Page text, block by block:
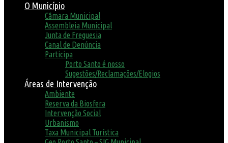
O Município
Câmara Municipal
Assembleia Municipal
Junta de Freguesia
Canal de Denúncia
Participa
Porto Santo é nosso
Sugestões/Reclamações/Elogios
Áreas de Intervenção
Ambiente
Reserva da Biosfera
Intervenção Social
Urbanismo
Taxa Municipal Turística